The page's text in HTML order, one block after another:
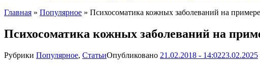
Главная » Популярное » Психосоматика кожных заболеваний на
Психосоматика кожных заболеваний на
Рубрики Популярное, СтатьиОпубликовано 21.02.2018 - 14:0223.02.2025